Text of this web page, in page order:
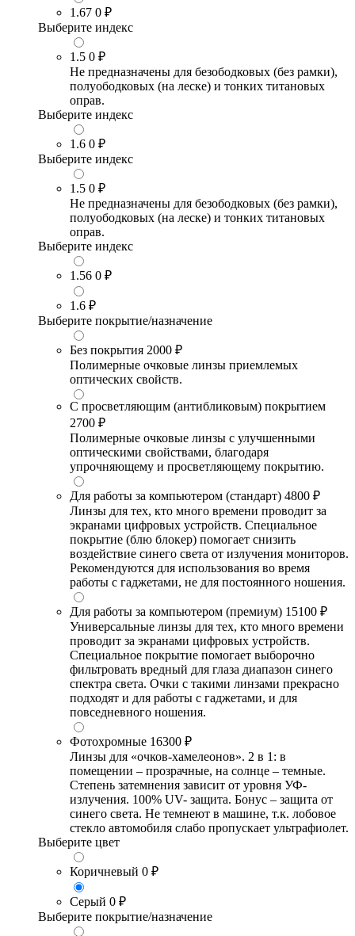
1.67 0 ₽
Выберите индекс
1.5 0 ₽
Не предназначены для безободковых (без рамки),
полуободковых (на леске) и тонких титановых
оправ.
Выберите индекс
1.6 0 ₽
Выберите индекс
1.5 0 ₽
Не предназначены для безободковых (без рамки),
полуободковых (на леске) и тонких титановых
оправ.
Выберите индекс
1.56 0 ₽
1.6 ₽
Выберите покрытие/назначение
Без покрытия 2000 ₽
Полимерные очковые линзы приемлемых
оптических свойств.
С просветляющим (антибликовым) покрытием
2700 ₽
Полимерные очковые линзы с улучшенными
оптическими свойствами, благодаря
упрочняющему и просветляющему покрытию.
Для работы за компьютером (стандарт) 4800 ₽
Линзы для тех, кто много времени проводит за
экранами цифровых устройств. Специальное
покрытие (блю блокер) помогает снизить
воздействие синего света от излучения мониторов.
Рекомендуются для использования во время
работы с гаджетами, не для постоянного ношения.
Для работы за компьютером (премиум) 15100 ₽
Универсальные линзы для тех, кто много времени
проводит за экранами цифровых устройств.
Специальное покрытие помогает выборочно
фильтровать вредный для глаза диапазон синего
спектра света. Очки с такими линзами прекрасно
подходят и для работы с гаджетами, и для
повседневного ношения.
Фотохромные 16300 ₽
Линзы для «очков-хамелеонов». 2 в 1: в
помещении – прозрачные, на солнце – темные.
Степень затемнения зависит от уровня УФ-
излучения. 100% UV- защита. Бонус – защита от
синего света. Не темнеют в машине, т.к. лобовое
стекло автомобиля слабо пропускает ультрафиолет.
Выберите цвет
Коричневый 0 ₽
Серый 0 ₽
Выберите покрытие/назначение